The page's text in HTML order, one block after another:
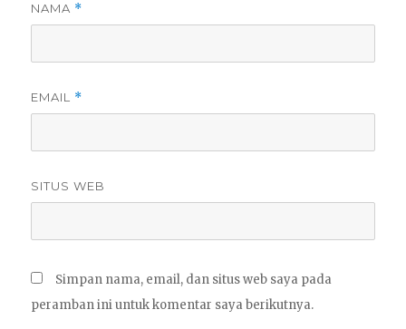
NAMA *
EMAIL *
SITUS WEB
Simpan nama, email, dan situs web saya pada
peramban ini untuk komentar saya berikutnya.